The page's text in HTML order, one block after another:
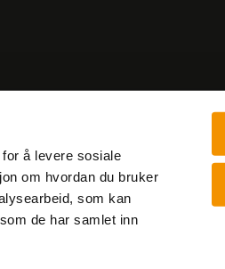
å levere sosiale
om hvordan du bruker
som kan
de har samlet inn